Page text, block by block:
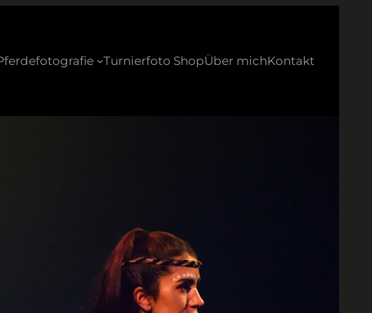
Turnierfoto ShopÜber michKontakt